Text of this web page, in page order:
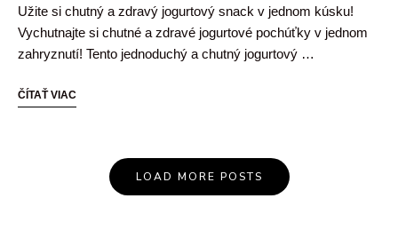
Užite si chutný a zdravý jogurtový snack v jednom kúsku!
Vychutnajte si chutné a zdravé jogurtové pochúťky v jednom
zahryznutí! Tento jednoduchý a chutný jogurtový …
ČÍTAŤ VIAC
LOAD MORE POSTS